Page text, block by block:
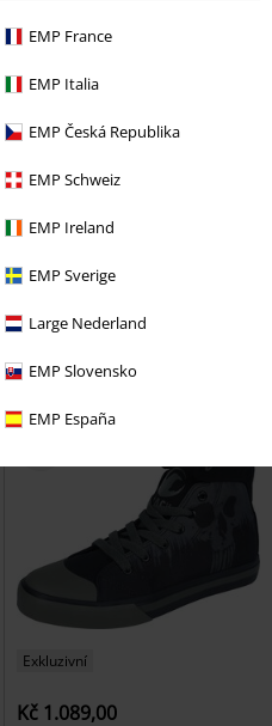
EMP France
EMP Italia
EMP Česká Republika
EMP Schweiz
EMP Ireland
EMP Sverige
Large Nederland
EMP Slovensko
EMP España
Sandály
Black Premium by EMP
Exkluzivní
Kč 1.089,00